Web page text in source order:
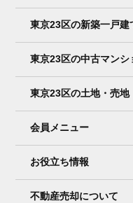
東京23区の新築一戸建
東京23区の中古マンシ
東京23区の土地・売地
会員メニュー
お役立ち情報
不動産売却について